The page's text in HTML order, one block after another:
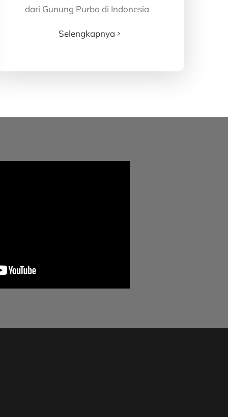
dari Gunung Purba di Indonesia
Selengkapnya